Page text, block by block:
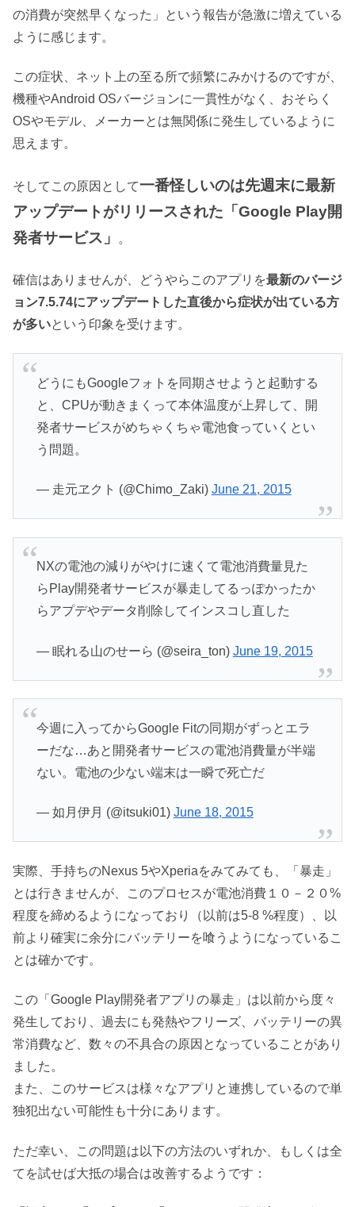
の消費が突然早くなった」という報告が急激に増えている
ように感じます。
この症状、ネット上の至る所で頻繁にみかけるのですが、
機種やAndroid OSバージョンに一貫性がなく、おそらく
OSやモデル、メーカーとは無関係に発生しているように
思えます。
そしてこの原因として一番怪しいのは先週末に最新
アップデートがリリースされた「Google Play開
発者サービス」
。
確信はありませんが、どうやらこのアプリを最新のバージ
ョン7.5.74にアップデートした直後から症状が出ている方
が多いという印象を受けます。
どうにもGoogleフォトを同期させようと起動する
と、CPUが動きまくって本体温度が上昇して、開
発者サービスがめちゃくちゃ電池食っていくとい
う問題。
— 走元ヱクト (@Chimo_Zaki) June 21, 2015
NXの電池の減りがやけに速くて電池消費量見た
らPlay開発者サービスが暴走してるっぽかったか
らアプデやデータ削除してインスコし直した
— 眠れる山のせーら (@seira_ton) June 19, 2015
今週に入ってからGoogle Fitの同期がずっとエラ
ーだな…あと開発者サービスの電池消費量が半端
ない。電池の少ない端末は一瞬で死亡だ
— 如月伊月 (@itsuki01) June 18, 2015
実際、手持ちのNexus 5やXperiaをみてみても、「暴走」
とは行きませんが、このプロセスが電池消費１０－２０%
程度を締めるようになっており（以前は5-8 %程度）、以
前より確実に余分にバッテリーを喰うようになっているこ
とは確かです。
この「Google Play開発者アプリの暴走」は以前から度々
発生しており、過去にも発熱やフリーズ、バッテリーの異
常消費など、数々の不具合の原因となっていることがあり
ました。
また、このサービスは様々なアプリと連携しているので単
独犯出ない可能性も十分にあります。
ただ幸い、この問題は以下の方法のいずれか、もしくは全
てを試せば大抵の場合は改善するようです：